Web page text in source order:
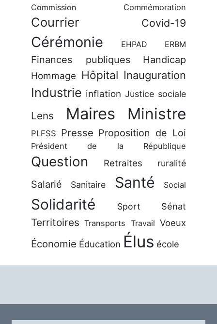
Commission Commémoration
Courrier Covid-19
Cérémonie EHPAD ERBM
Finances publiques Handicap
Hommage Hôpital Inauguration
Industrie inflation Justice sociale
Lens Maires Ministre
PLFSS Presse Proposition de Loi
Président de la République
Question Retraites ruralité
Salarié Sanitaire Santé Social
Solidarité Sport Sénat
Territoires Transports Travail Voeux
Économie Éducation Élus école